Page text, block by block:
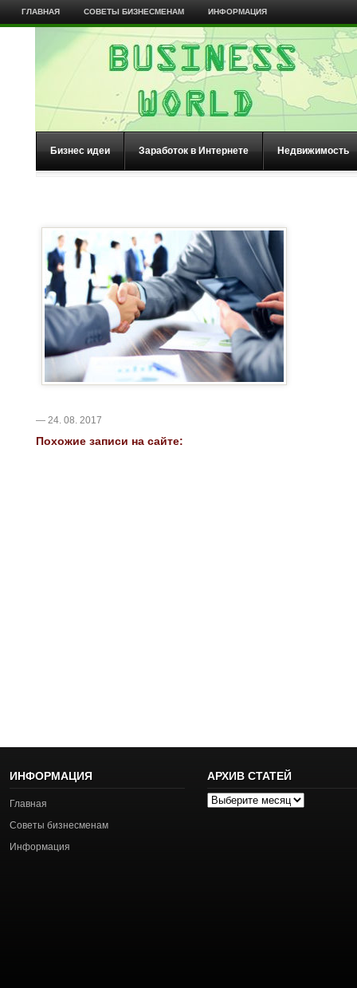
ГЛАВНАЯ СОВЕТЫ БИЗНЕСМЕНАМ ИНФОРМАЦИЯ
Бизнес идеи Заработок в Интернете Недвижимость
— 24. 08. 2017
Похожие записи на сайте:
ИНФОРМАЦИЯ
Главная
Советы бизнесменам
Информация
АРХИВ СТАТЕЙ
Архив